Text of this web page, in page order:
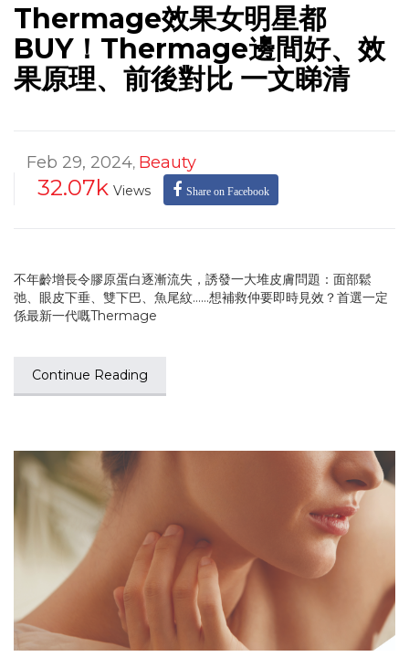
Thermage效果女明星都
BUY！Thermage邊間好、效
果原理、前後對比 一文睇清
Feb 29, 2024, Beauty
32.07k Views Share on Facebook
不年齡增長令膠原蛋白逐漸流失，誘發一大堆皮膚問題：面部鬆
弛、眼皮下垂、雙下巴、魚尾紋……想補救仲要即時見效？首選一定
係最新一代嘅Thermage
Continue Reading